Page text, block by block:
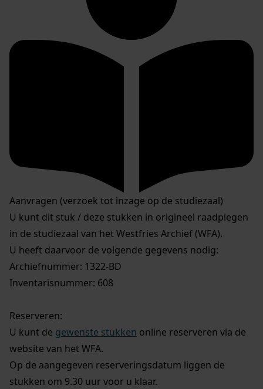
Aanvragen (verzoek tot inzage op de studiezaal)
U kunt dit stuk / deze stukken in origineel raadplegen
in de studiezaal van het Westfries Archief (WFA).
U heeft daarvoor de volgende gegevens nodig:
Archiefnummer: 1322-BD
Inventarisnummer: 608
Reserveren:
U kunt de gewenste stukken online reserveren via de
website van het WFA.
Op de aangegeven reserveringsdatum liggen de
stukken om 9.30 uur voor u klaar.